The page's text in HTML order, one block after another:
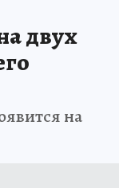
двух
на